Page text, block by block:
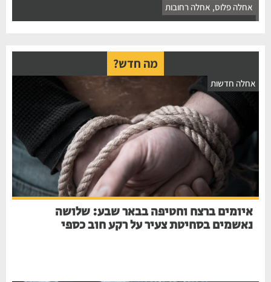
אחלה פלוס, אחלה רחובות
מה חדש?
אחלה חדשות
איומים ברצח וחטיפה בבאר שבע: שלושה
נאשמים בסחיטת צעיר על רקע חוב כספי